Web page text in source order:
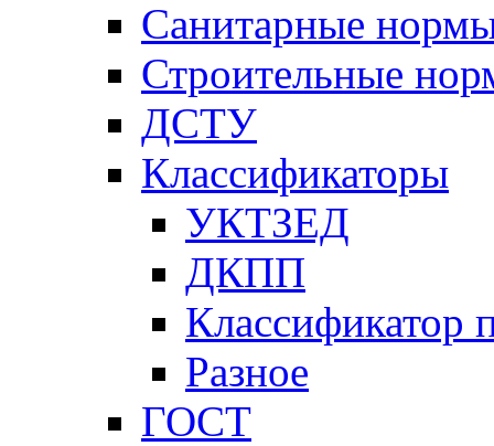
Санитарные
Строительные
ДСТУ
Классификаторы
УКТЗЕД
ДКПП
Классификатор
Разное
ГОСТ